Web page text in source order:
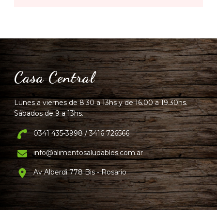
Casa Central
Lunes a viernes de 8.30 a 13hs y de 16.00 a 19.30hs.
Sábados de 9 a 13hs.
0341 435-3998 / 3416 726566
info@alimentosaludables.com.ar
Av Alberdi 778 Bis - Rosario